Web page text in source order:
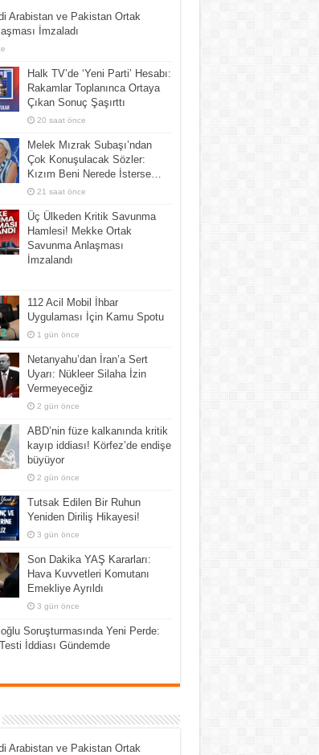
Arabistan ve Pakistan Ortak
İmzaladı
Halk TV’de ‘Yeni Parti’ Hesabı:
Rakamlar Toplanınca Ortaya
Çıkan Sonuç Şaşırttı
20 saat önce
Melek Mızrak Subaşı’ndan
Çok Konuşulacak Sözler:
Kızım Beni Nerede İsterse…
21 saat önce
Üç Ülkeden Kritik Savunma
Hamlesi! Mekke Ortak
Savunma Anlaşması
İmzalandı
112 Acil Mobil İhbar
Uygulaması İçin Kamu Spotu
1 gün önce
Netanyahu’dan İran’a Sert
Uyarı: Nükleer Silaha İzin
Vermeyeceğiz
2 gün önce
ABD’nin füze kalkanında kritik
kayıp iddiası! Körfez’de endişe
büyüyor
2 gün önce
Tutsak Edilen Bir Ruhun
Yeniden Diriliş Hikayesi!
3 gün önce
Son Dakika YAŞ Kararları:
Hava Kuvvetleri Komutanı
Emekliye Ayrıldı
3 gün önce
Soruşturmasında Yeni Perde:
İddiası Gündemde
Arabistan ve Pakistan Ortak